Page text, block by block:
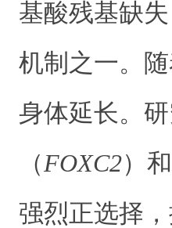
基酸残基缺
机制之一。
身体延长。
（FOXC2）
强烈正选择